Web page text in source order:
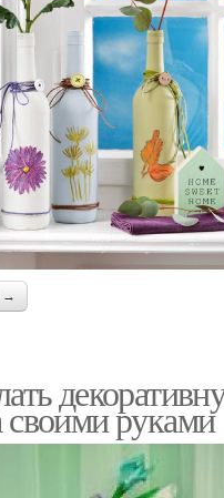
→
своими руками